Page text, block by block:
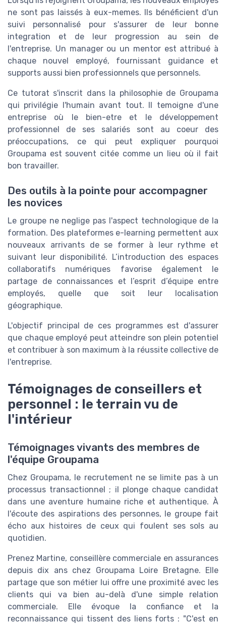
ne sont pas laissés à eux-memes. Ils bénéficient d'un
suivi personnalisé pour s'assurer de leur bonne
integration et de leur progression au sein de
l'entreprise. Un manager ou un mentor est attribué à
chaque nouvel employé, fournissant guidance et
supports aussi bien professionnels que personnels.
Ce tutorat s'inscrit dans la philosophie de Groupama
qui privilégie l'humain avant tout. Il temoigne d'une
entreprise où le bien-etre et le développement
professionnel de ses salariés sont au coeur des
préoccupations, ce qui peut expliquer pourquoi
Groupama est souvent citée comme un lieu où il fait
bon travailler.
Des outils à la pointe pour accompagner
les novices
Le groupe ne neglige pas l'aspect technologique de la
formation. Des plateformes e-learning permettent aux
nouveaux arrivants de se former à leur rythme et
suivant leur disponibilité. L’introduction des espaces
collaboratifs numériques favorise également le
partage de connaissances et l’esprit d’équipe entre
employés, quelle que soit leur localisation
géographique.
L'objectif principal de ces programmes est d'assurer
que chaque employé peut atteindre son plein potentiel
et contribuer à son maximum à la réussite collective de
l'entreprise.
Témoignages de conseillers et
personnel : le terrain vu de
l'intérieur
Témoignages vivants des membres de
l'équipe Groupama
Chez Groupama, le recrutement ne se limite pas à un
processus transactionnel ; il plonge chaque candidat
dans une aventure humaine riche et authentique. À
l'écoute des aspirations des personnes, le groupe fait
écho aux histoires de ceux qui foulent ses sols au
quotidien.
Prenez Martine, conseillère commerciale en assurances
depuis dix ans chez Groupama Loire Bretagne. Elle
partage que son métier lui offre une proximité avec les
clients qui va bien au-delà d'une simple relation
commerciale. Elle évoque la confiance et la
reconnaissance qui tissent des liens forts : "C'est en